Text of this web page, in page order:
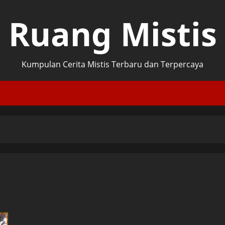
Ruang Mistis
Kumpulan Cerita Mistis Terbaru dan Terpercaya